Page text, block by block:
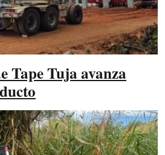
Tape Tuja avanza